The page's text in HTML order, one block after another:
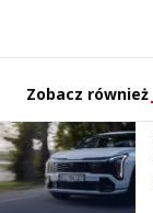
Zobacz również